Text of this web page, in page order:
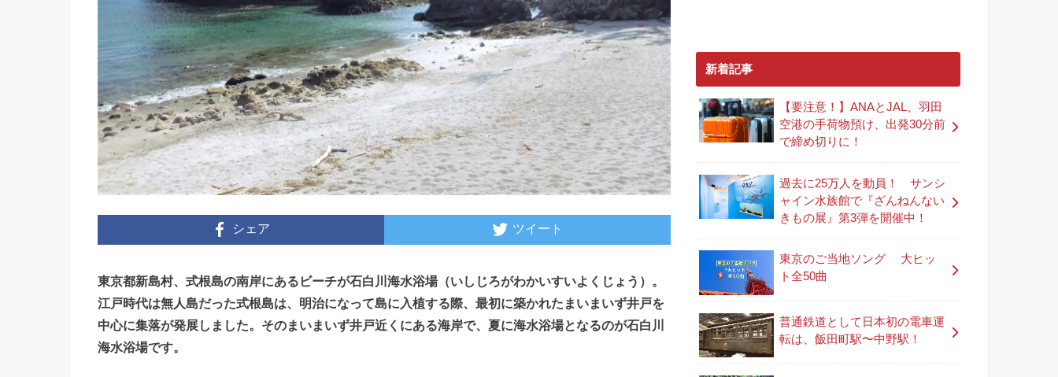
シェア ツイート
東京都新島村、式根島の南岸にあるビーチが石白川海水浴場（いしじろがわかいすいよくじょう）。
江戸時代は無人島だった式根島は、明治になって島に入植する際、最初に築かれたまいまいず井戸を
中心に集落が発展しました。そのまいまいず井戸近くにある海岸で、夏に海水浴場となるのが石白川
海水浴場です。
新着記事
【要注意！】ANAとJAL、羽田
空港の手荷物預け、出発30分前
で締め切りに！
過去に25万人を動員！ サンシ
ャイン水族館で『ざんねんない
きもの展』第3弾を開催中！
東京のご当地ソング 大ヒッ
ト全50曲
普通鉄道として日本初の電車運
転は、飯田町駅〜中野駅！